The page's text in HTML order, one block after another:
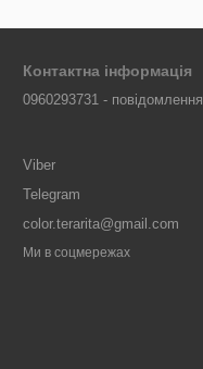
Контактна інформація
0960293731 - повідомлення
Viber
Telegram
color.terarita@gmail.com
Ми в соцмережах